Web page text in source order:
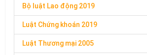
Bộ luật Lao động 2019
Luật Chứng khoán 2019
Luật Thương mại 2005